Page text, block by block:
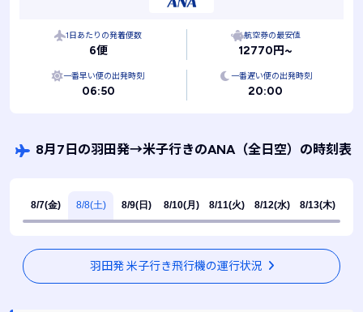
1日あたりの発着便数
6便
航空券の最安値
12770円~
一番早い便の出発時刻
06:50
一番遅い便の出発時刻
20:00
8月7日の羽田発→米子行きのANA（全日空） の時刻表
8/7(金) 8/8(土) 8/9(日) 8/10(月) 8/11(火) 8/12(水) 8/13(木)
羽田発 米子行き飛行機の運行状況